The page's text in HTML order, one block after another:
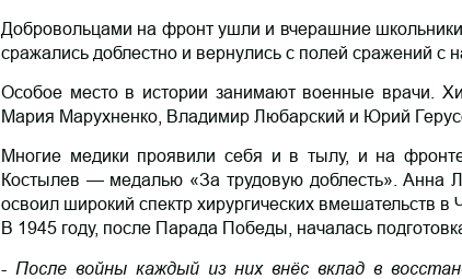
Добровольцами на фронт ушли и вчерашние
сражались доблестно и вернулись с полей сражений с
Особое место в истории занимают военные врачи.
Мария Марухненко, Владимир Любарский и Юрий
Многие медики проявили себя и в тылу, и на
Костылев — медалью «За трудовую доблесть». Анна
освоил широкий спектр хирургических вмешательств в
В 1945 году, после Парада Победы, началась
- После войны каждый из них внёс вклад в